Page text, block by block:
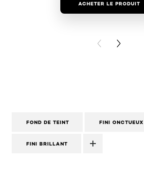
ACHETER LE PRODUIT
PREVIOUS
NEXT
FOND DE TEINT FINI ONCTUEUX
FINI BRILLANT